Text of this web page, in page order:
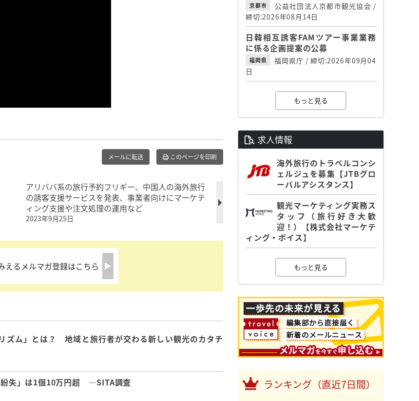
メールに転送 このページを印刷
アリババ系の旅行予約フリギー、中国人の海外旅行
の誘客支援サービスを発表、事業者向けにマーケテ
ィング支援や注文処理の運用など
2023年9月25日
えるメルマガ登録はこちら
ズム」とは？ 地域と旅行者が交わる新しい観光のカタチ
紛失」は1個10万円超 ―SITA調査
京都市
公益社団法人京都市観光協会 /
締切:2026年08月14日
日韓相互誘客FAMツアー事業業務
に係る企画提案の公募
福岡県
福岡県庁 / 締切:2026年09月04
日
もっと見る
求人情報
海外旅行のトラベルコンシ
ェルジュを募集【JTBグロ
ーバルアシスタンス】
観光マーケティング実務ス
タッフ（旅行好き大歓
迎！）【株式会社マーケテ
ィング・ボイス】
もっと見る
ランキング（直近7日間）